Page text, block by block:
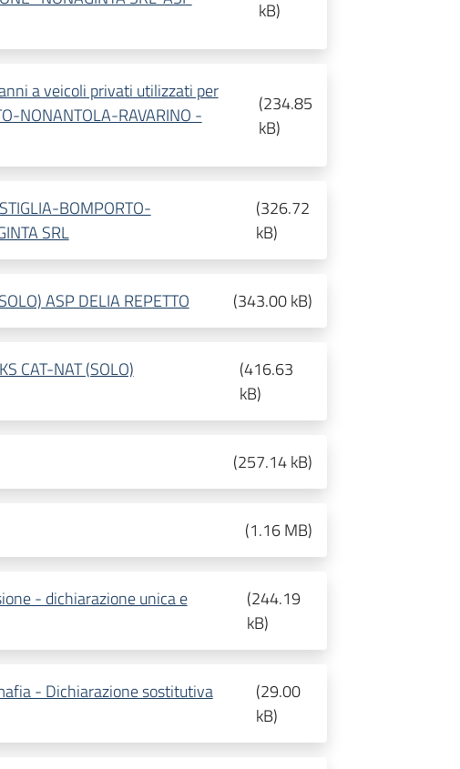
kB)
a veicoli privati utilizzati per
NONANTOLA-RAVARINO -
(234.85
kB)
BOMPORTO-
SRL
(326.72
kB)
ASP DELIA REPETTO (343.00 kB)
CAT-NAT (SOLO)
(416.63
kB)
(257.14 kB)
(1.16 MB)
- dichiarazione unica e
(244.19
kB)
- Dichiarazione sostitutiva
(29.00
kB)